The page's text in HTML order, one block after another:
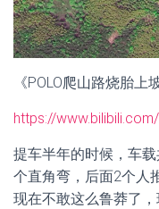
《POLO爬山路烧胎
https://
提车半年的时候，车
个直角弯，后面2个人
现在不敢这么鲁莽了，